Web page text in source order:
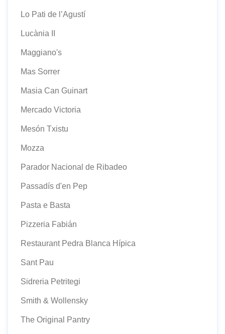
Lo Pati de l’Agustí
Lucània II
Maggiano's
Mas Sorrer
Masia Can Guinart
Mercado Victoria
Mesón Txistu
Mozza
Parador Nacional de Ribadeo
Passadís d'en Pep
Pasta e Basta
Pizzeria Fabián
Restaurant Pedra Blanca Hípica
Sant Pau
Sidreria Petritegi
Smith & Wollensky
The Original Pantry